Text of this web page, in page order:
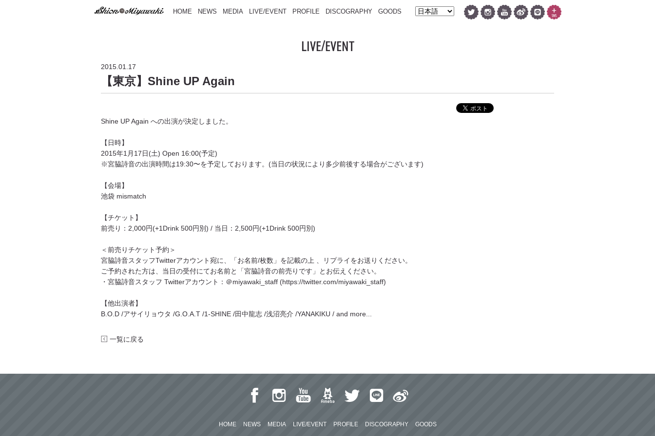
HOME NEWS MEDIA LIVE/EVENT PROFILE DISCOGRAPHY GOODS
LIVE/EVENT
2015.01.17
【東京】Shine UP Again
Shine UP Again への出演が決定しました。
【日時】
2015年1月17日(土) Open 16:00(予定)
※宮脇詩音の出演時間は19:30〜を予定しております。(当日の状況により多少前後する場合がございます)
【会場】
池袋 mismatch
【チケット】
前売り：2,000円(+1Drink 500円別) / 当日：2,500円(+1Drink 500円別)
＜前売りチケット予約＞
宮脇詩音スタッフTwitterアカウント宛に、「お名前/枚数」を記載の上 、リプライをお送りください。
ご予約された方は、当日の受付にてお名前と「宮脇詩音の前売りです」とお伝えください。
・宮脇詩音スタッフ Twitterアカウント：＠miyawaki_staff (https://twitter.com/miyawaki_staff)
【他出演者】
B.O.D /アサイリョウタ /G.O.A.T /1-SHINE /田中龍志 /浅沼亮介 /YANAKIKU / and more...
一覧に戻る
HOME NEWS MEDIA LIVE/EVENT PROFILE DISCOGRAPHY GOODS